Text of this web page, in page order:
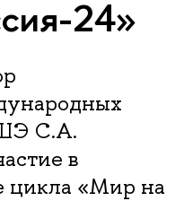
24»
С.А.
в
цикла «Мир на